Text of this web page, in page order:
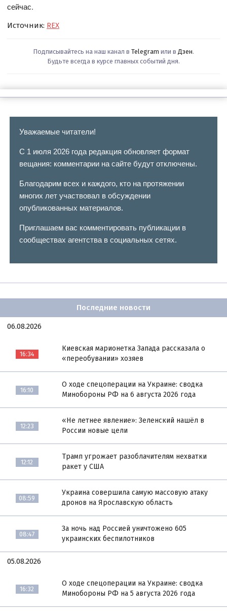
сейчас.
Источник: REX
Подписывайтесь на наш канал в Telegram или в Дзен.
Будьте всегда в курсе главных событий дня.
Уважаемые читатели!
С 1 июля 2026 года редакция обновляет формат
вещания: комментарии на сайте будут отключены.
Благодарим всех и каждого, кто на протяжении
многих лет участвовал в обсуждении
опубликованных материалов.
Приглашаем вас комментировать публикации в
сообществах агентства в социальных сетях.
Последние новости
06.08.2026
16:34
Киевская марионетка Запада рассказала о
«переобувании» хозяев
16:10
О ходе спецоперации на Украине: сводка
Минобороны РФ на 6 августа 2026 года
12:23
«Не летнее явление»: Зеленский нашёл в
России новые цели
12:12
Трамп угрожает разоблачителям нехватки
ракет у США
08:59
Украина совершила самую массовую атаку
дронов на Ярославскую область
08:47
За ночь над Россией уничтожено 605
украинских беспилотников
05.08.2026
16:32
О ходе спецоперации на Украине: сводка
Минобороны РФ на 5 августа 2026 года